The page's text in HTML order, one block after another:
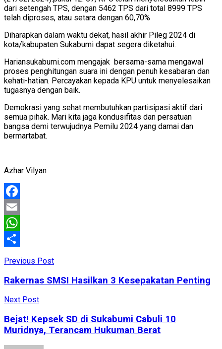
dari setengah TPS, dengan 5462 TPS dari total 8999 TPS
telah diproses, atau setara dengan 60,70%
Diharapkan dalam waktu dekat, hasil akhir Pileg 2024 di
kota/kabupaten Sukabumi dapat segera diketahui.
Hariansukabumi.com mengajak bersama-sama mengawal
proses penghitungan suara ini dengan penuh kesabaran dan
kehati-hatian. Percayakan kepada KPU untuk menyelesaikan
tugasnya dengan baik.
Demokrasi yang sehat membutuhkan partisipasi aktif dari
semua pihak. Mari kita jaga kondusifitas dan persatuan
bangsa demi terwujudnya Pemilu 2024 yang damai dan
bermartabat.
Azhar Vilyan
Facebook
Email
WhatsApp
Previous Post
Rakernas SMSI Hasilkan 3 Kesepakatan Penting
Next Post
Bejat! Kepsek SD di Sukabumi Cabuli 10
Muridnya, Terancam Hukuman Berat